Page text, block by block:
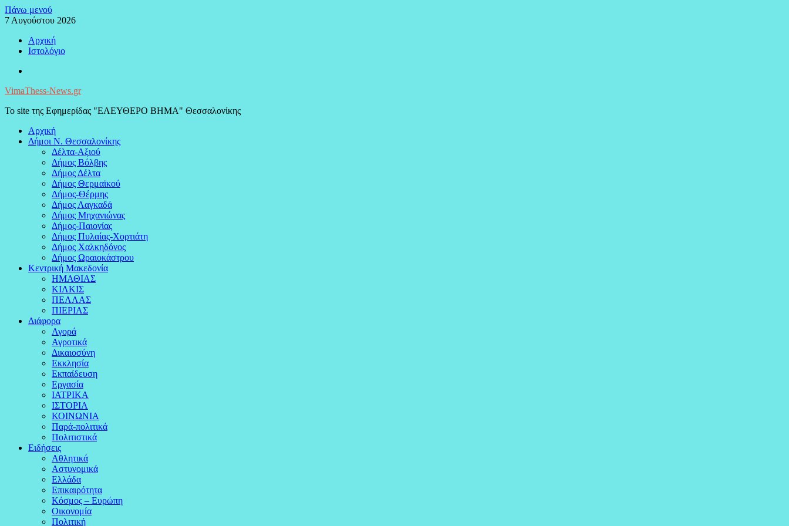
Μεταπηδήστε
στο
Πάνω μενού
7 Αυγούστου 2026
Αρχική
Ιστολόγιο
VimaThess-News.gr
Το site της Εφημερίδας "ΕΛΕΥΘΕΡΟ ΒΗΜΑ" Θεσσαλονίκης
Αρχική
Δήμοι Ν. Θεσσαλονίκης
Δέλτα-Αξιού
Δήμος Βόλβης
Δήμος Δέλτα
Δήμος Θερμαϊκού
Δήμος-Θέρμης
Δήμος Λαγκαδά
Δήμος Μηχανιώνας
Δήμος-Παιονίας
Δήμος Πυλαίας-Χορτιάτη
Δήμος Χαλκηδόνος
Δήμος Ωραιοκάστρου
Κεντρική Μακεδονία
ΗΜΑΘΙΑΣ
ΚΙΛΚΙΣ
ΠΕΛΛΑΣ
ΠΙΕΡΙΑΣ
Διάφορα
Αγορά
Αγροτικά
Δικαιοσύνη
Εκκλησία
Εκπαίδευση
Εργασία
ΙΑΤΡΙΚΑ
ΙΣΤΟΡΙΑ
ΚΟΙΝΩΝΙΑ
Παρά-πολιτικά
Πολιτιστικά
Ειδήσεις
Αθλητικά
Αστυνομικά
Ελλάδα
Επικαιρότητα
Κόσμος – Ευρώπη
Οικονομία
Πολιτική